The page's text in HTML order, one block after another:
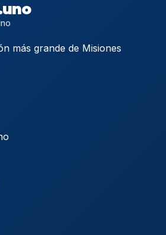
más grande de Misiones